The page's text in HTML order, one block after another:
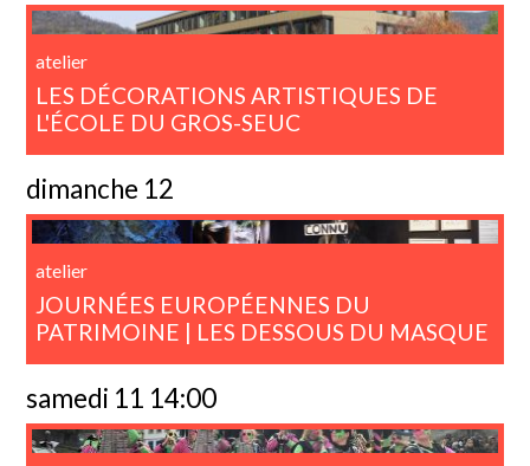
atelier
LES DÉCORATIONS ARTISTIQUES DE
L'ÉCOLE DU GROS-SEUC
dimanche 12
atelier
JOURNÉES EUROPÉENNES DU
PATRIMOINE | LES DESSOUS DU MASQUE
samedi 11 14:00